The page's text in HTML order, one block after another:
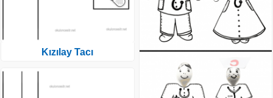
Kızılay Tacı